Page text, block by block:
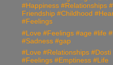
#Happiness #Relationships
Friendship #Childhood
#Feelings
#Love #Feelings #age #life
#Sadness #gap
#Love #Relationships #Dosti
#Feelings #Emptiness #Life